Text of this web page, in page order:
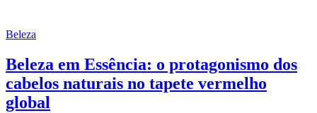
Beleza
Beleza em Essência: o protagonismo dos
cabelos naturais no tapete vermelho
global